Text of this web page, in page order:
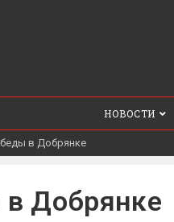
НОВОСТИ
в Добрянке
Добрянке